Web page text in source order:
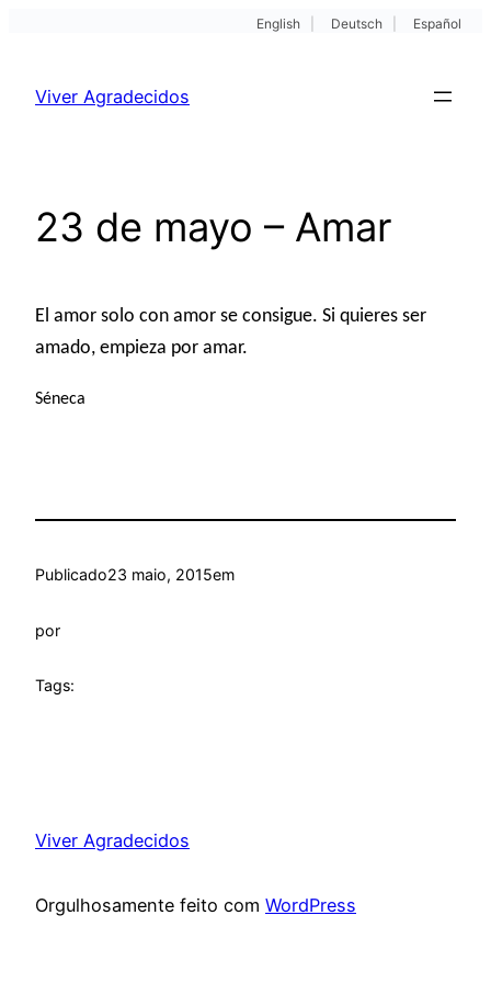
English Deutsch Español
Viver Agradecidos
23 de mayo – Amar
El amor solo con amor se consigue. Si quieres ser
amado, empieza por amar.
Séneca
Publicado23 maio, 2015em
por
Tags:
Viver Agradecidos
Orgulhosamente feito com WordPress